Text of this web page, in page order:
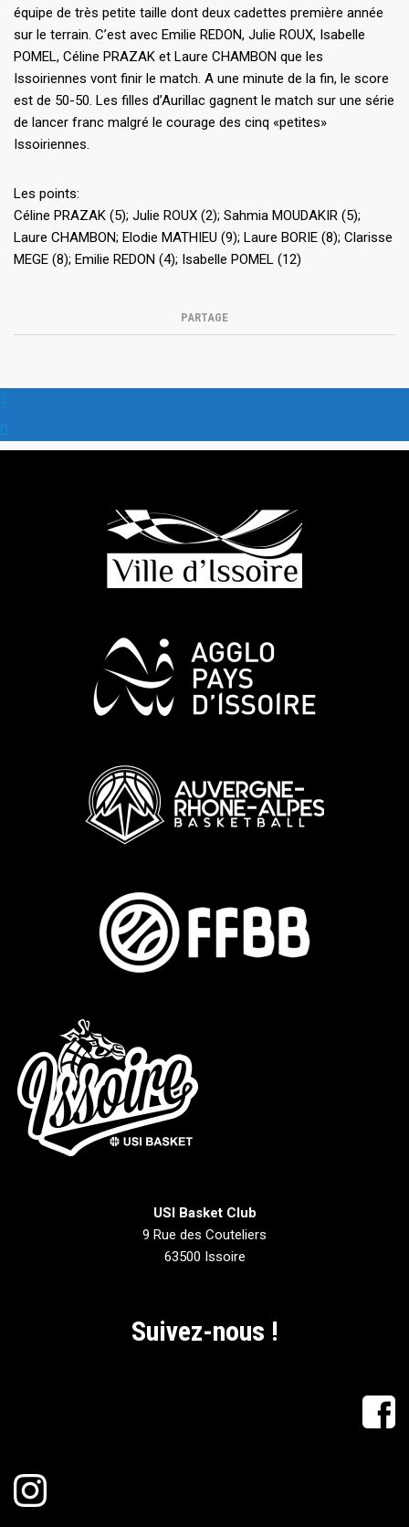
équipe de très petite taille dont deux cadettes première année
sur le terrain. C’est avec Emilie REDON, Julie ROUX, Isabelle
POMEL, Céline PRAZAK et Laure CHAMBON que les
Issoiriennes vont finir le match. A une minute de la fin, le score
est de 50-50. Les filles d’Aurillac gagnent le match sur une série
de lancer franc malgré le courage des cinq «petites»
Issoiriennes.
Les points:
Céline PRAZAK (5); Julie ROUX (2); Sahmia MOUDAKIR (5);
Laure CHAMBON; Elodie MATHIEU (9); Laure BORIE (8); Clarisse
MEGE (8); Emilie REDON (4); Isabelle POMEL (12)
PARTAGE
USI Basket Club
9 Rue des Couteliers
63500 Issoire
Suivez-nous !